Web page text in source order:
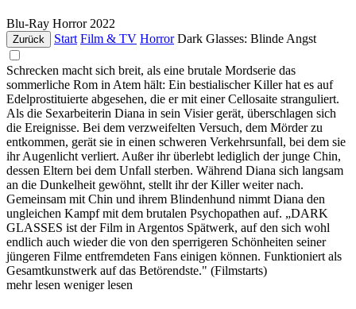
Blu-Ray Horror 2022
Zurück Start Film & TV Horror Dark Glasses: Blinde Angst
Schrecken macht sich breit, als eine brutale Mordserie das
sommerliche Rom in Atem hält: Ein bestialischer Killer hat es auf
Edelprostituierte abgesehen, die er mit einer Cellosaite stranguliert.
Als die Sexarbeiterin Diana in sein Visier gerät, überschlagen sich
die Ereignisse. Bei dem verzweifelten Versuch, dem Mörder zu
entkommen, gerät sie in einen schweren Verkehrsunfall, bei dem sie
ihr Augenlicht verliert. Außer ihr überlebt lediglich der junge Chin,
dessen Eltern bei dem Unfall sterben. Während Diana sich langsam
an die Dunkelheit gewöhnt, stellt ihr der Killer weiter nach.
Gemeinsam mit Chin und ihrem Blindenhund nimmt Diana den
ungleichen Kampf mit dem brutalen Psychopathen auf. „DARK
GLASSES ist der Film in Argentos Spätwerk, auf den sich wohl
endlich auch wieder die von den sperrigeren Schönheiten seiner
jüngeren Filme entfremdeten Fans einigen können. Funktioniert als
Gesamtkunstwerk auf das Betörendste." (Filmstarts)
mehr lesen weniger lesen